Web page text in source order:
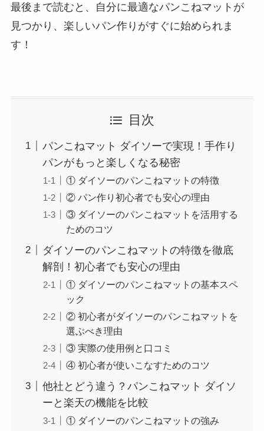
最後まで読むと、自分に最適なパンこねマットが
見つかり、楽しいパン作りがすぐに始められま
す！
目次
パンこねマット ダイソーで実現！手作り
パンがもっと楽しくなる秘密
① ダイソーのパンこねマットの特徴
② パン作り初心者でも安心の理由
③ ダイソーのパンこねマットを活用する
ためのコツ
ダイソーのパンこねマットの特徴を徹底
解剖！初心者でも安心の理由
① ダイソーのパンこねマットの基本スペ
ック
② 初心者がダイソーのパンこねマットを
選ぶべき理由
③ 実際の使用例と口コミ
④ 初心者が使いこなすためのコツ
他社とどう違う？パンこねマット ダイソ
ーと楽天の機能を比較
① ダイソーのパンこねマットの強み